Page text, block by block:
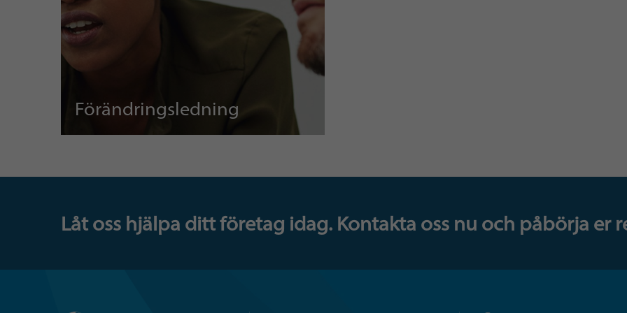
Förändringsledning
Låt oss hjälpa ditt företag idag. Kontakta oss nu och påbörja er